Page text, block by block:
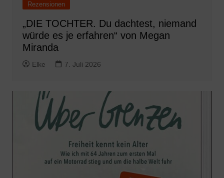
Rezensionen
„DIE TOCHTER. Du dachtest, niemand
würde es je erfahren“ von Megan
Miranda
Elke 7. Juli 2026